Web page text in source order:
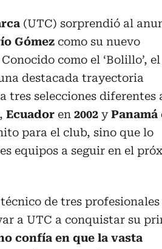
(UTC) sorprendió al
Gómez como su nuevo
como el ‘Bolillo’, el
destacada trayectoria
selecciones diferentes
, Ecuador en 2002 yPanamá
para el club, sino que lo
equipos a seguir en el
de tres profesionales
a UTC a conquistar su
confía en que la vasta